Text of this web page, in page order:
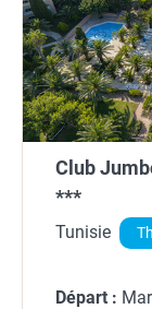
Club
***
Tunisie
Départ :